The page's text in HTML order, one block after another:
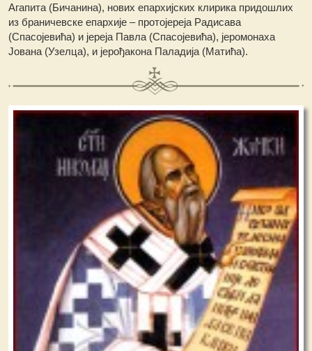
Агапита (Бичанина), нових епархијских клирика придошлих
из браничевске епархије – протојереја Радисава
(Спасојевића) и јереја Павла (Спасојевића), јеромонаха
Јована (Узелца), и јерођакона Паладија (Матића).